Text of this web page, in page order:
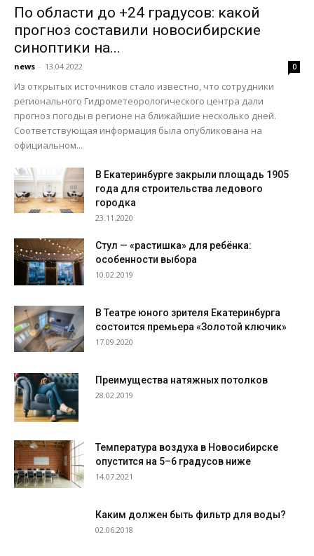
По области до +24 градусов: какой
прогноз составили новосибирские
синоптики на...
news - 13.04.2022 0
Из открытых источников стало известно, что сотрудники
регионального Гидрометеорологического центра дали
прогноз погоды в регионе на ближайшие несколько дней.
Соответствующая информация была опубликована на
официальном...
В Екатеринбурге закрыли площадь 1905
года для строительства ледового
городка
23.11.2020
Стул — «растишка» для ребёнка:
особенности выбора
10.02.2019
В Театре юного зрителя Екатеринбурга
состоится премьера «Золотой ключик»
17.09.2020
Преимущества натяжных потолков
28.02.2019
Температура воздуха в Новосибирске
опустится на 5–6 градусов ниже
14.07.2021
Каким должен быть фильтр для воды?
02.06.2018